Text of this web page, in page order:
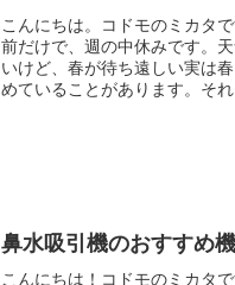
こんにちは。コドモのミカタ
前だけで、週の中休みです。
いけど、春が待ち遠しい実は
めていることがあります。そ
鼻水吸引機のおすすめ機
こんにちは！コドモのミカタ